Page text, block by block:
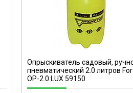
Опрыскиватель садовый,
пневматический 2.0 литров
ОР-2.0 LUX 59150